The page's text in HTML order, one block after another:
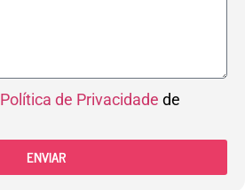
Política de Privacidade de
ENVIAR